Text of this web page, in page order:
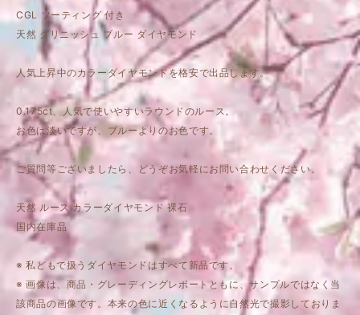
CGL ソーティング 付き
天然 グリニッシュ ブルー ダイヤモンド
人気上昇中のカラーダイヤモンドを格安で出品します。
0.175ct、人気で使いやすいラウンドのルース。
お色は淡いですが、ブルーよりのお色です。
ご質問等ございましたら、どうぞお気軽にお問い合わせください。
天然 ルース カラーダイヤモンド 裸石
国内在庫品
※ 私どもで扱うダイヤモンドはすべて新品です。
※ 画像は、商品・グレーディングレポートともに、サンプルではなく当
該商品の画像です。本来の色に近くなるように自然光で撮影しておりま